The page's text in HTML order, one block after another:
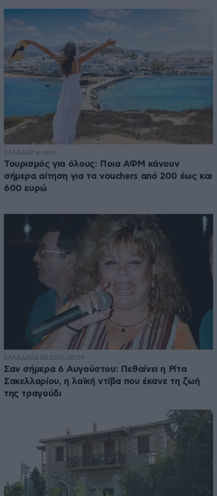
ΕΛΛΑΔΑ3 ω. πριν
Τουρισμός για όλους: Ποια ΑΦΜ κάνουν
σήμερα αίτηση για τα vouchers από 200 έως και
600 ευρώ
ΕΛΛΑΔΑ06·08·2026 00:09
Σαν σήμερα 6 Αυγούστου: Πεθαίνει η Ρίτα
Σακελλαρίου, η λαϊκή ντίβα που έκανε τη ζωή
της τραγούδι